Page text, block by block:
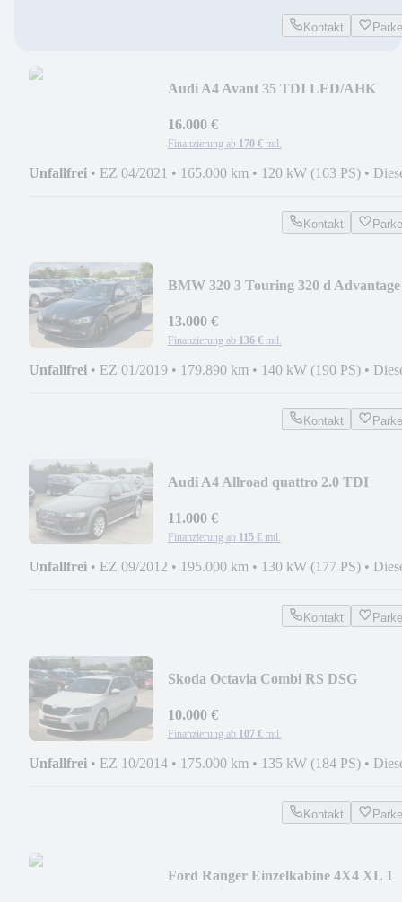
Kontakt
Audi A4 Avant 35 TDI LED/AHK
16.000 €
Finanzierung ab 170 € mtl.
Unfallfrei • EZ 04/2021 • 165.000 km • 120 kW (163 PS) •
Kontakt
BMW 320 3 Touring 320 d Advantage
13.000 €
Finanzierung ab 136 € mtl.
Unfallfrei • EZ 01/2019 • 179.890 km • 140 kW (190 PS) •
Kontakt
Audi A4 Allroad quattro 2.0 TDI
11.000 €
Finanzierung ab 115 € mtl.
Unfallfrei • EZ 09/2012 • 195.000 km • 130 kW (177 PS) •
Kontakt
Skoda Octavia Combi RS DSG
10.000 €
Finanzierung ab 107 € mtl.
Unfallfrei • EZ 10/2014 • 175.000 km • 135 kW (184 PS) •
Kontakt
Ford Ranger Einzelkabine 4X4 XL 1